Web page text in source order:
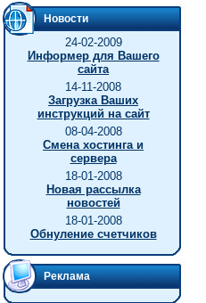
Новости
24-02-2009
Информер для Вашего
сайта
14-11-2008
Загрузка Ваших
инструкций на сайт
08-04-2008
Смена хостинга и
сервера
18-01-2008
Новая рассылка
новостей
18-01-2008
Обнуление счетчиков
Реклама